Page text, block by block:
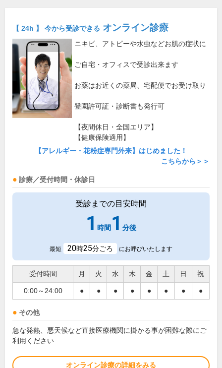
【 24h 】 今から受診できる オンライン診療
ニキビ、アトピーや水虫などお肌の症状に
ご自宅・オフィスで受診出来ます
お薬はお近くの薬局、宅配便でお受け取り
登園許可証・診断書も発行可
【夜間休日・全国エリア】
【健康保険適用】
【アレルギー・花粉症専門外来】はじめました！
こちらから＞＞
診療／受付時間・休診日
受診までの目安時間
1 時間 1 分後
最短 20時25分ごろ にお呼びいたします
受付時間 月 火 水 木 金 土 日 祝
0:00～24:00 ● ● ● ● ● ● ● ●
その他
急な発熱、悪天候など直接医療機関に掛かる事が困難な際にご
利用ください
オンライン診療の詳細をみる